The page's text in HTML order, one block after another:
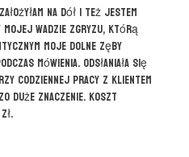
na dół i też jestem
wadzie zgryzu, którą
moje dolne zęby
mówienia. Odsłaniała się
codziennej pracy z klientem
duże znaczenie. Koszt